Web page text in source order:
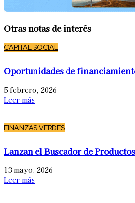
Otras notas de interés
CAPITAL SOCIAL
Oportunidades de
5 febrero, 2026
Leer más
FINANZAS VERDES
Lanzan el Buscador de
13 mayo, 2026
Leer más